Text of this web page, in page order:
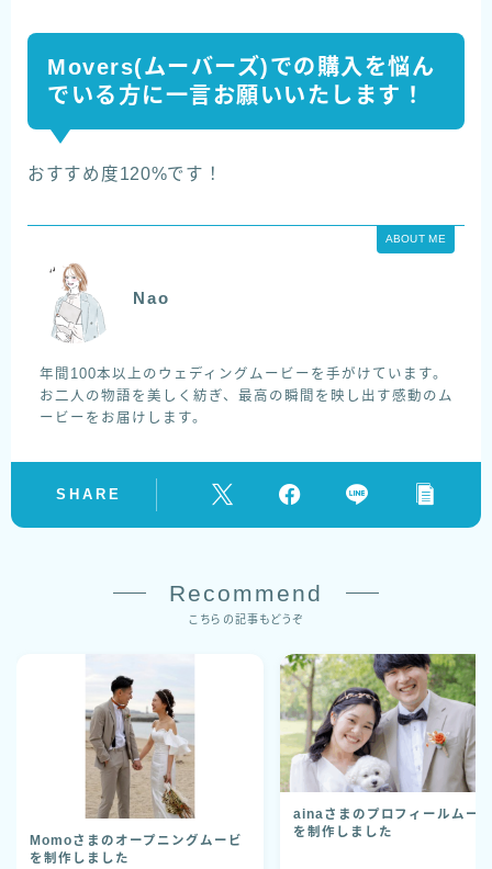
Movers(ムーバーズ)での購入を悩ん
でいる方に一言お願いいたします！
おすすめ度120%です！
ABOUT ME
Nao
年間100本以上のウェディングムービーを手がけています。
お二人の物語を美しく紡ぎ、最高の瞬間を映し出す感動のム
ービーをお届けします。
SHARE
Recommend
こちらの記事もどうぞ
Momoさまのオープニングムービ
を制作しました
ainaさまのプロフィールムー
を制作しました